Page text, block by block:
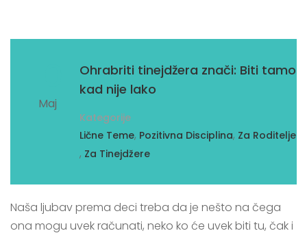
Maj
Ohrabriti tinejdžera znači: Biti tamo
kad nije lako
Kategorije
Lične Teme, Pozitivna Disciplina, Za Roditelje
, Za Tinejdžere
Naša ljubav prema deci treba da je nešto na čega
ona mogu uvek računati, neko ko će uvek biti tu, čak i